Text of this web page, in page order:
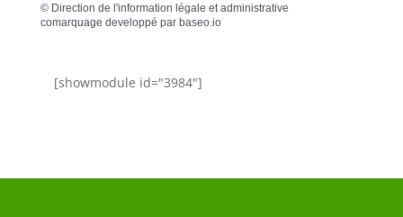
© Direction de l'information légale et administrative
comarquage developpé par baseo.io
[showmodule id="3984"]